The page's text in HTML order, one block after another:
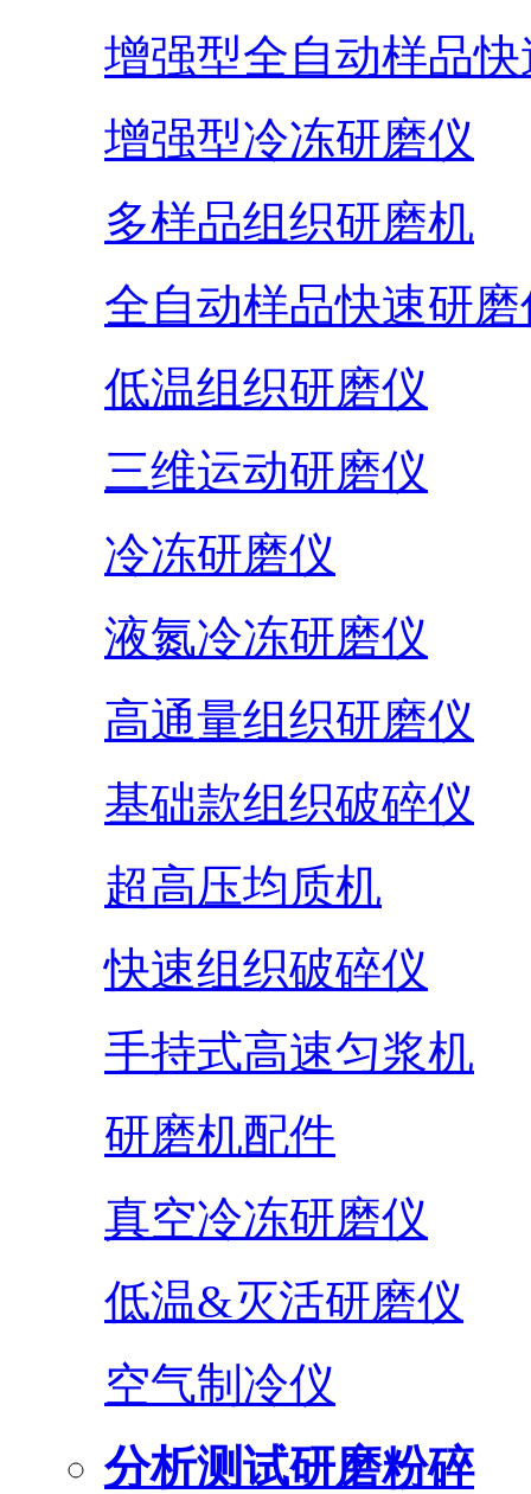
增强型全自动样品
增强型冷冻研磨仪
多样品组织研磨机
全自动样品快速研磨
低温组织研磨仪
三维运动研磨仪
冷冻研磨仪
液氮冷冻研磨仪
高通量组织研磨仪
基础款组织破碎仪
超高压均质机
快速组织破碎仪
手持式高速匀浆机
研磨机配件
真空冷冻研磨仪
低温&灭活研磨仪
空气制冷仪
分析测试研磨粉碎